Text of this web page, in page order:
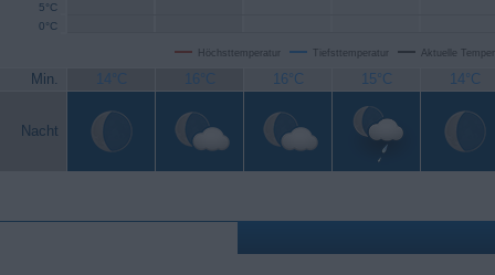
Höchsttemperatur Tiefsttemperatur Aktuelle
0°C
5°C
Min. 14°C 16°C 16°C 15°C 14°C
Nacht